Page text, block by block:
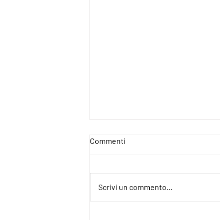
Commenti
Scrivi un commento...